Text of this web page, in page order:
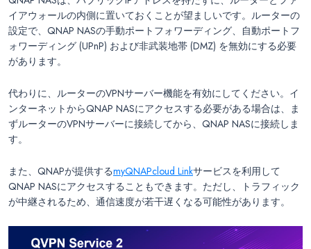
イアウォールの内側に置いておくことが望ましいです。ルーターの
設定で、QNAP NASの手動ポートフォワーディング、自動ポートフ
ォワーディング (UPnP) および非武装地帯 (DMZ) を無効にする必要
があります。
代わりに、ルーターのVPNサーバー機能を有効にしてください。イ
ンターネットからQNAP NASにアクセスする必要がある場合は、ま
ずルーターのVPNサーバーに接続してから、QNAP NASに接続しま
す。
また、QNAPが提供するmyQNAPcloud Linkサービスを利用して
QNAP NASにアクセスすることもできます。ただし、トラフィック
が中継されるため、通信速度が若干遅くなる可能性があります。